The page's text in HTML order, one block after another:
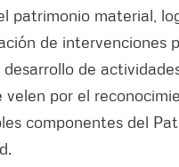
patrimonio material,
de intervenciones
de
velen por el
componentes del